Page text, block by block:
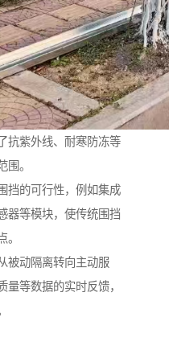
抗紫外线、耐寒防冻等
围。
挡的可行性，例如集成
器等模块，使传统围挡
被动隔离转向主动服
量等数据的实时反馈，